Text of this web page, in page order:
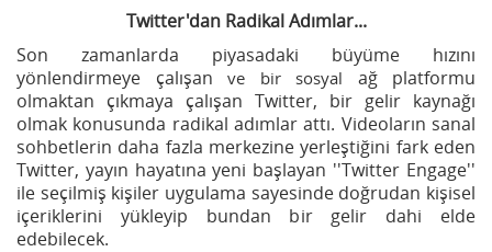
Twitter'dan Radikal Adımlar...
Son zamanlarda piyasadaki büyüme hızını
yönlendirmeye çalışan ve bir sosyal ağ platformu
olmaktan çıkmaya çalışan Twitter, bir gelir kaynağı
olmak konusunda radikal adımlar attı. Videoların sanal
sohbetlerin daha fazla merkezine yerleştiğini fark eden
Twitter, yayın hayatına yeni başlayan ''Twitter Engage''
ile seçilmiş kişiler uygulama sayesinde doğrudan kişisel
içeriklerini yükleyip bundan bir gelir dahi elde
edebilecek.